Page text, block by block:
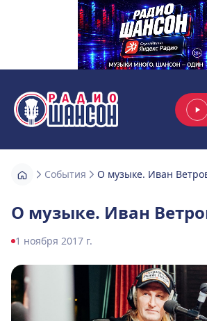
Радио Шансон
События О музыке. Иван
О музыке. Иван
1 ноября 2017 г.